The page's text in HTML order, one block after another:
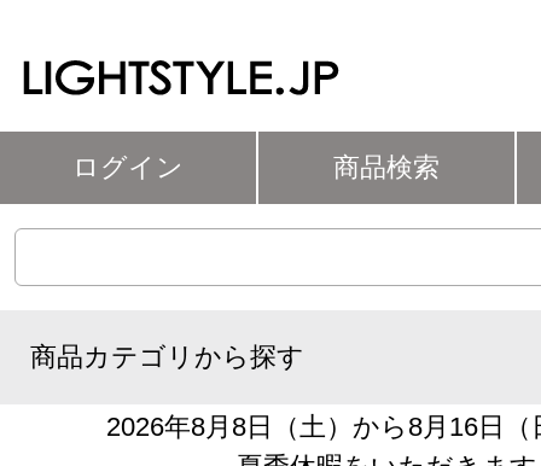
ログイン 商品検索
商品カテゴリから探す
2026年8月8日（土）から8月16日